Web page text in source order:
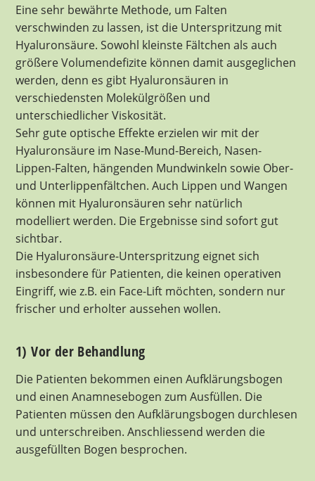
Eine sehr bewährte Methode, um Falten
verschwinden zu lassen, ist die Unterspritzung mit
Hyaluronsäure. Sowohl kleinste Fältchen als auch
größere Volumendefizite können damit ausgeglichen
werden, denn es gibt Hyaluronsäuren in
verschiedensten Molekülgrößen und
unterschiedlicher Viskosität.
Sehr gute optische Effekte erzielen wir mit der
Hyaluronsäure im Nase-Mund-Bereich, Nasen-
Lippen-Falten, hängenden Mundwinkeln sowie Ober-
und Unterlippenfältchen. Auch Lippen und Wangen
können mit Hyaluronsäuren sehr natürlich
modelliert werden. Die Ergebnisse sind sofort gut
sichtbar.
Die Hyaluronsäure-Unterspritzung eignet sich
insbesondere für Patienten, die keinen operativen
Eingriff, wie z.B. ein Face-Lift möchten, sondern nur
frischer und erholter aussehen wollen.
1) Vor der Behandlung
Die Patienten bekommen einen Aufklärungsbogen
und einen Anamnesebogen zum Ausfüllen. Die
Patienten müssen den Aufklärungsbogen durchlesen
und unterschreiben. Anschliessend werden die
ausgefüllten Bogen besprochen.